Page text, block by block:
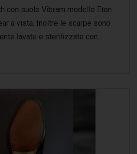
con suole Vibram modello Eton
a vista. Inoltre le scarpe sono
lavate e sterilizzate con...